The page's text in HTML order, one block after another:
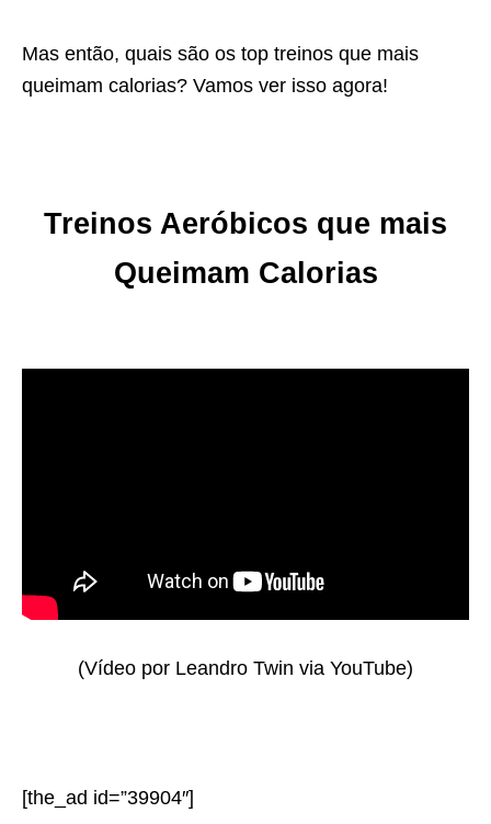
Mas então, quais são os top treinos que mais
queimam calorias? Vamos ver isso agora!
Treinos Aeróbicos que mais
Queimam Calorias
(Vídeo por Leandro Twin via YouTube)
[the_ad id=”39904″]